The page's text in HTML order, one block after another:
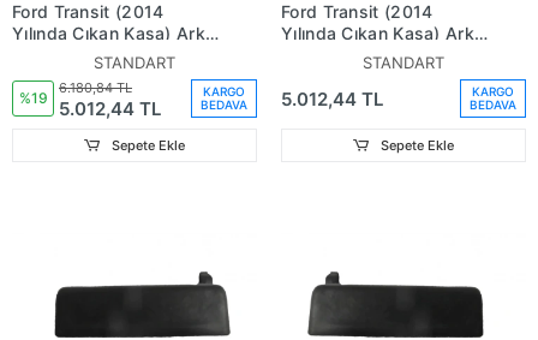
Ford Transit (2014
Yılında Çıkan Kasa) Arka
Kapı Alt Menteşe Sol V-
363Nan (Oem No: Bk31
V429A15 Ak)
STANDART
%19
6.180,84 TL
5.012,44 TL
KARGO
BEDAVA
Sepete Ekle
Ford Transit (2014
Yılında Çıkan Kasa) Arka
Kapı Üst Menteşe Sağ V-
363Nan (Oem No: Bk31
V42982 Bg)
STANDART
5.012,44 TL
KARGO
BEDAVA
Sepete Ekle